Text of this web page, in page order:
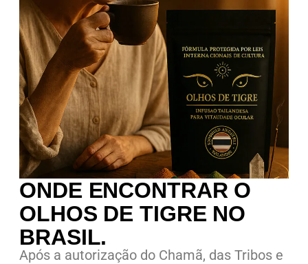
ONDE ENCONTRAR O
OLHOS DE TIGRE NO
BRASIL.
Após a autorização do Chamã, das Tribos e